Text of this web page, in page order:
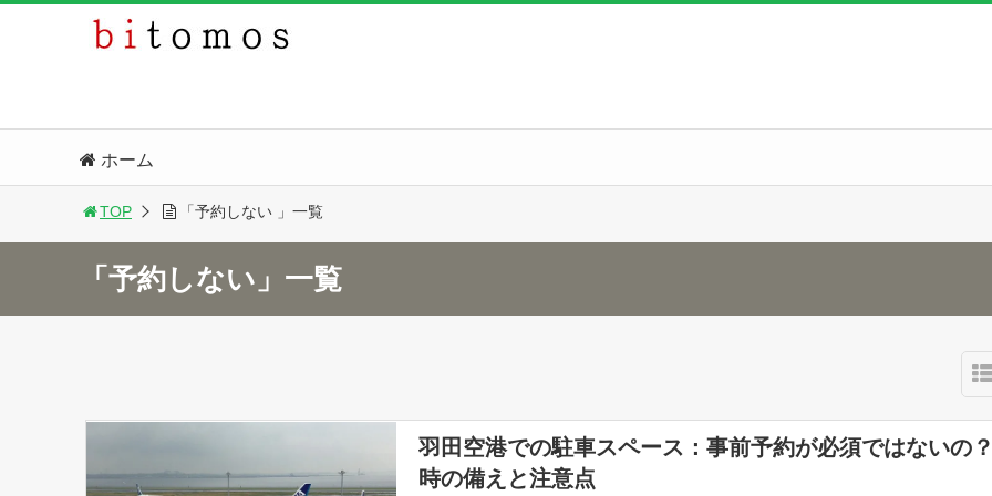
ホーム
TOP 「予約しない 」一覧
「予約しない」一覧
羽田空港での駐車スペース：事前予約が必須ではないの
時の備えと注意点